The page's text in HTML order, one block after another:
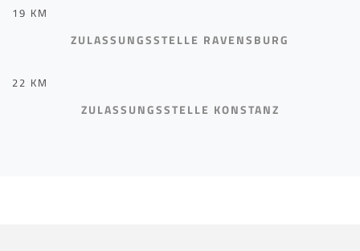
19 KM
ZULASSUNGSSTELLE RAVENSBURG
22 KM
ZULASSUNGSSTELLE KONSTANZ